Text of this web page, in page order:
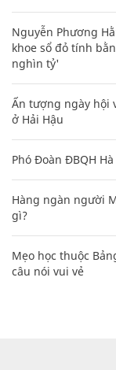
Nguyễn Phương
khoe sổ đỏ tính
nghìn tỷ'
Ấn tượng ngày hội
ở Hải Hậu
Phó Đoàn ĐBQH
Hàng ngàn người
gì?
Mẹo học thuộc
câu nói vui vẻ